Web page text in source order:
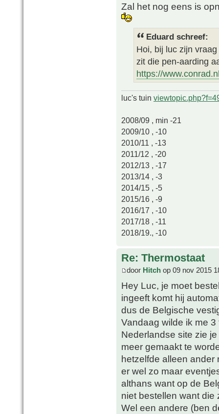
Zal het nog eens is
Eduard schreef:
Hoi, bij luc zijn
zit die pen-aarding
https://
luc's tuin
2008/09 , min -21
2009/10 , -10
2010/11 , -13
2011/12 , -20
2012/13 , -17
2013/14 , -3
2014/15 , -5
2015/16 , -9
2016/17 , -10
2017/18 , -11
2018/19., -10
Re: Thermostaat
door Hitch op 09 nov 2015
Hey Luc, je moet
ingeeft komt hij
dus de Belgische
Vandaag wilde ik me
Nederlandse site zie
meer gemaakt te
hetzelfde alleen ander
er wel zo maar
althans want op de
niet bestellen want die
Wel een andere (ben